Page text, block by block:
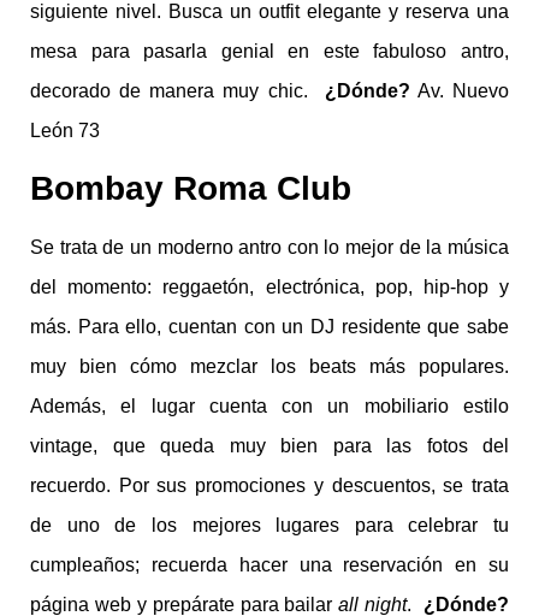
siguiente nivel. Busca un outfit elegante y reserva una
mesa para pasarla genial en este fabuloso antro,
decorado de manera muy chic.
¿Dónde? Av. Nuevo
León 73
Bombay Roma Club
Se trata de un moderno antro con lo mejor de la música
del momento: reggaetón, electrónica, pop, hip-hop y
más. Para ello, cuentan con un DJ residente que sabe
muy bien cómo mezclar los beats más populares.
Además, el lugar cuenta con un mobiliario estilo
vintage, que queda muy bien para las fotos del
recuerdo. Por sus promociones y descuentos, se trata
de uno de los mejores lugares para celebrar tu
cumpleaños; recuerda hacer una reservación en su
página web y prepárate para bailarall night.
¿Dónde?